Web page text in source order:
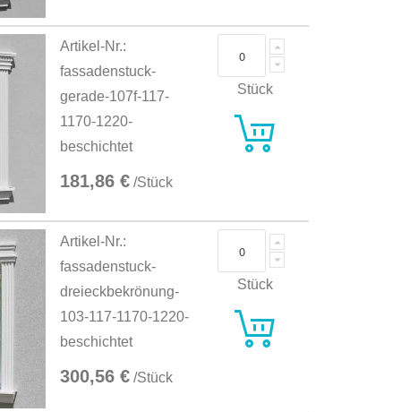
Artikel-Nr.:
fassadenstuck-
gerade-107f-117-
1170-1220-
beschichtet
181,86 € /Stück
Stück
Artikel-Nr.:
fassadenstuck-
dreieckbekrönung-
103-117-1170-1220-
beschichtet
300,56 € /Stück
Stück